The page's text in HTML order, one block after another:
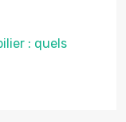
: quels